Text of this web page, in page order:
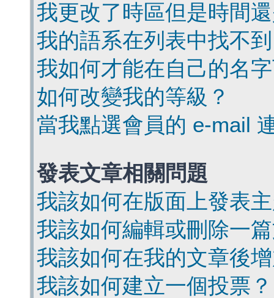
我更改了時區但是時間
我的語系在列表中找不
我如何才能在自己的名
如何改變我的等級？
當我點選會員的 e-mail
發表文章相關問題
我該如何在版面上發表
我該如何編輯或刪除一
我該如何在我的文章後
我該如何建立一個投票？